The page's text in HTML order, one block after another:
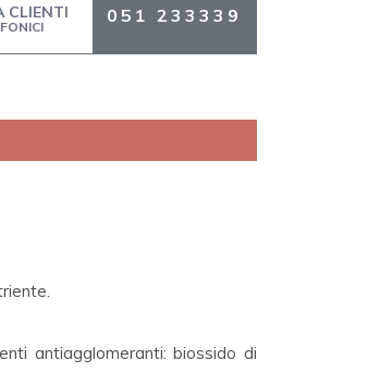
CLIENTI 051 233339
antiagglomeranti: biossido di